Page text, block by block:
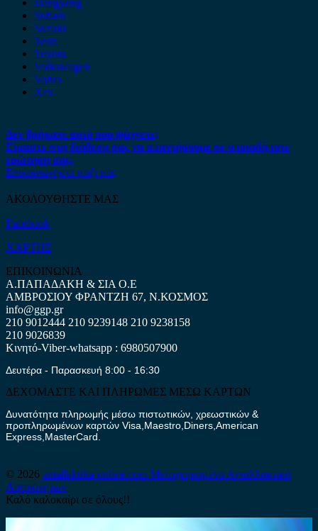
Subaru
Suzuki
Tesla
Toyota
Volkswagen
Volvo
Xev
Δεν βρήκατε αυτό που ψάχνετε;
Είμαστε στη διάθεση σας να απαντήσουμε σε οποιαδήποτε
ερώτηση σας.
Επικοινωνήστε μαζί μας
ΑΚΟΛΟΥΘΗΣΤΕ ΜΑΣ
Facebook
ΧΑΡΤΗΣ
ΕΠΙΚΟΙΝΩΝΙΑ
Α.ΠΑΠΑΔΑΚΗ & ΣΙΑ Ο.Ε
ΑΜΒΡΟΣΙΟΥ ΦΡΑΝΤΖΗ 67, Ν.ΚΟΣΜΟΣ
info@ggp.gr
210 9012444 210 9239148 210 9238158
210 9026839
Κινητό-Viber-whatsapp : 6980507900
Δευτέρα - Παρασκευή 8:00 - 16:30
ΔΕΧΟΜΑΣΤΕ ΚΑΙ ΠΛΗΡΩΜΕΣ ΜΕΣΩ ΚΑΡΤΩΝ
Δυνατότητα πληρωμής μέσω πιστωτικών, χρεωστικών &
προπληρωμένων καρτών Visa,Maestro,Diners,American
Express,MasterCard.
© 2026 antallaktika-online.com Μεταχειρισμένα Ανταλλακτικά
Αυτοκινήτων
Καλό καλοκαίρι σε όλους!!